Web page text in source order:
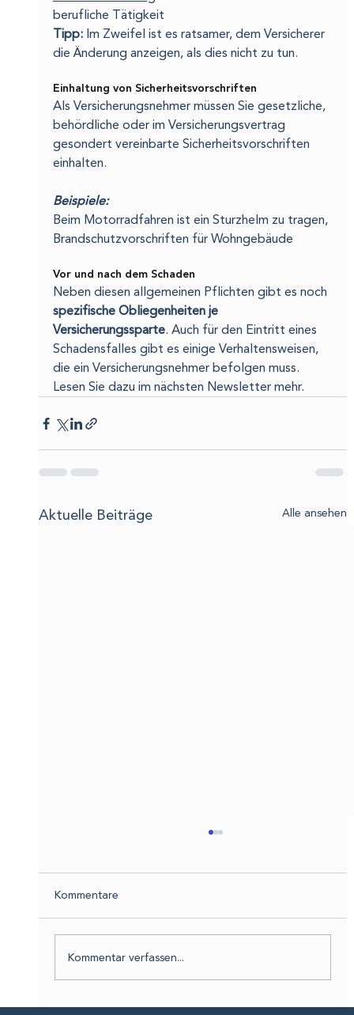
berufliche Tätigkeit
Tipp: Im Zweifel ist es ratsamer, dem Versicherer
die Änderung anzeigen, als dies nicht zu tun.
Einhaltung von Sicherheitsvorschriften
Als Versicherungsnehmer müssen Sie gesetzliche,
behördliche oder im Versicherungsvertrag
gesondert vereinbarte Sicherheitsvorschriften
einhalten.
Beispiele:
Beim Motorradfahren ist ein Sturzhelm zu tragen,
Brandschutzvorschriften für Wohngebäude
Vor und nach dem Schaden
Neben diesen allgemeinen Pflichten gibt es noch
spezifische Obliegenheiten je
Versicherungssparte. Auch für den Eintritt eines
Schadensfalles gibt es einige Verhaltensweisen,
die ein Versicherungsnehmer befolgen muss.
Lesen Sie dazu im nächsten Newsletter mehr.
Aktuelle Beiträge Alle ansehen
Kommentare
Kommentar verfassen...